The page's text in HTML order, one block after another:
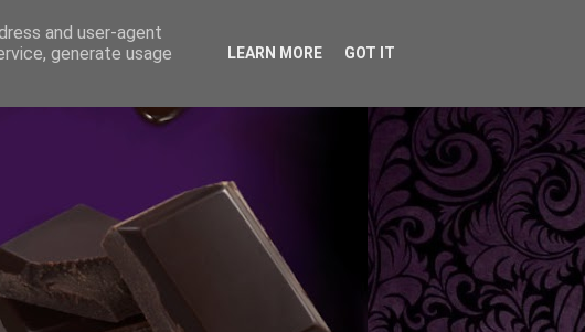
and user-agent
generate usage
LEARN MORE GOT IT